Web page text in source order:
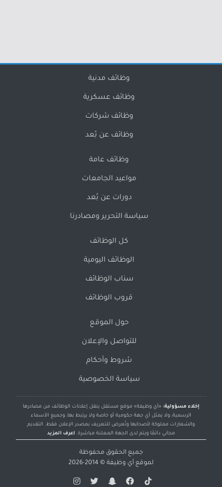
وظائف مدنية
وظائف عسكرية
وظائف شركات
وظائف عن بُعد
وظائف عامة
مواعيد الجامعات
دورات عن بُعد
سياسة التحرير ومصادرنا
كل الوظائف
الوظائف اليومية
سناب الوظائف
قروب الوظائف
حول الموقع
للتواصل والإعلان
شروط وأحكام
سياسة الخصوصية
إخلاء مسؤولية: «أي وظيفة» موقع مستقل ينقل إعلانات الوظائف من مصادرها
الرسمية، ولا يمثل أي جهة حكومية أو خاصة ولا يرتبط بها، وجميع الأسماء
والشعارات مملوكة لأصحابها وتُعرض للتعريف بمصدر الإعلان فقط. التقديم
مجاني دائمًا ويتم لدى الجهة المعلنة مباشرة. اعرف المزيد
جميع الحقوق محفوظة
لموقع أي وظيفة © 2014-2026